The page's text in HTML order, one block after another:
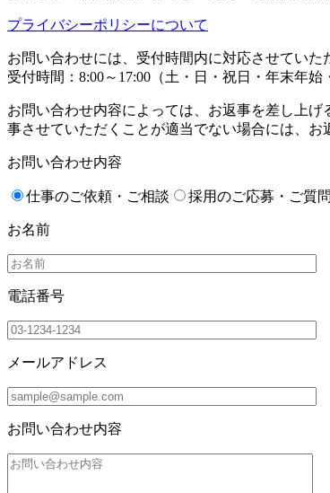
プライバシーポリシーについて
お問い合わせには、受付時間内に対応させていた
受付時間：8:00～17:00（土・日・祝日・年末年始
お問い合わせ内容によっては、お返事を差し上
事させていただくことが適当でない場合には、お
お問い合わせ内容
仕事のご依頼・ご相談 採用のご応募・ご質問
お名前
電話番号
メールアドレス
お問い合わせ内容